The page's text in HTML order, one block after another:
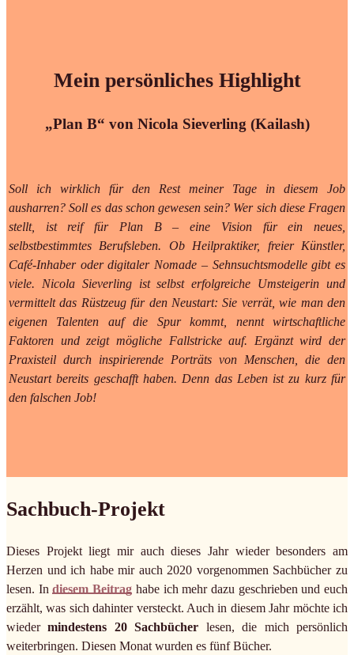
Mein persönliches Highlight
„Plan B“ von Nicola Sieverling (Kailash)
Soll ich wirklich für den Rest meiner Tage in diesem Job
ausharren? Soll es das schon gewesen sein? Wer sich diese Fragen
stellt, ist reif für Plan B – eine Vision für ein neues,
selbstbestimmtes Berufsleben. Ob Heilpraktiker, freier Künstler,
Café-Inhaber oder digitaler Nomade – Sehnsuchtsmodelle gibt es
viele. Nicola Sieverling ist selbst erfolgreiche Umsteigerin und
vermittelt das Rüstzeug für den Neustart: Sie verrät, wie man den
eigenen Talenten auf die Spur kommt, nennt wirtschaftliche
Faktoren und zeigt mögliche Fallstricke auf. Ergänzt wird der
Praxisteil durch inspirierende Porträts von Menschen, die den
Neustart bereits geschafft haben. Denn das Leben ist zu kurz für
den falschen Job!
Sachbuch-Projekt
Dieses Projekt liegt mir auch dieses Jahr wieder besonders am
Herzen und ich habe mir auch 2020 vorgenommen Sachbücher zu
lesen. Indiesem Beitrag habe ich mehr dazu geschrieben und euch
erzählt, was sich dahinter versteckt. Auch in diesem Jahr möchte ich
wiedermindestens 20 Sachbücher lesen, die mich persönlich
weiterbringen. Diesen Monat wurden es fünf Bücher.